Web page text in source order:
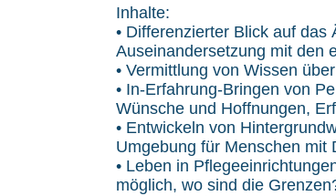
Inhalte:
• Differenzierter Blick auf das
Auseinandersetzung mit den
• Vermittlung von Wissen
• In-Erfahrung-Bringen von
Wünsche und Hoffnungen,
• Entwickeln von
Umgebung für Menschen mit
• Leben in
möglich, wo sind die